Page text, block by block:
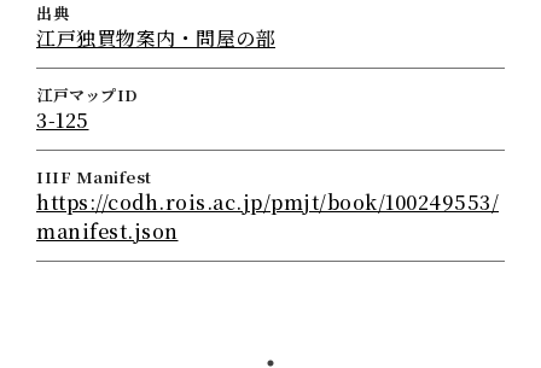
出典
江戸独買物案内・問屋の部
江戸マップID
3-125
IIIF Manifest
https://codh.rois.ac.jp/pmjt/book/100249553/
manifest.json